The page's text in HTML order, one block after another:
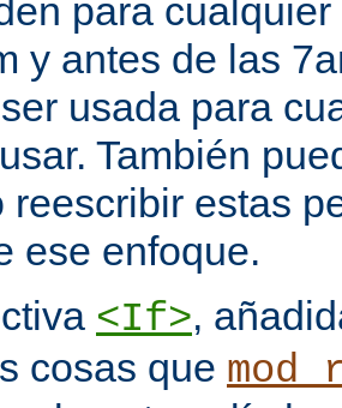
para
y antes de las
usada para
También
reescribir estas
ese enfoque.
<If>,
cosas que